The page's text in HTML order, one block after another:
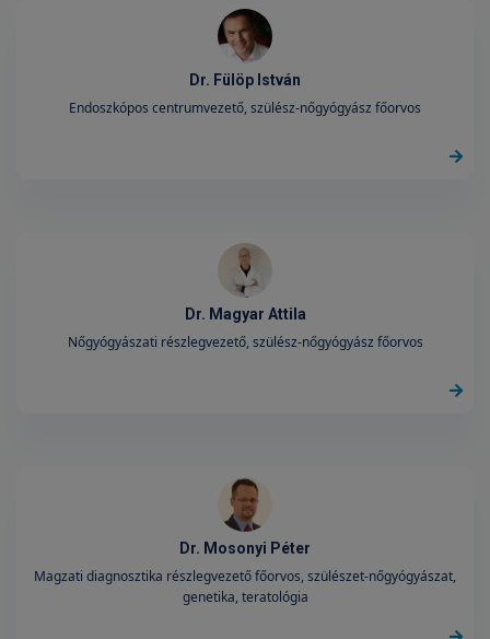
Dr. Fülöp István
Endoszkópos centrumvezető, szülész-nőgyógyász főorvos
Dr. Magyar Attila
Nőgyógyászati részlegvezető, szülész-nőgyógyász főorvos
Dr. Mosonyi Péter
Magzati diagnosztika részlegvezető főorvos, szülészet-nőgyógyászat,
genetika, teratológia